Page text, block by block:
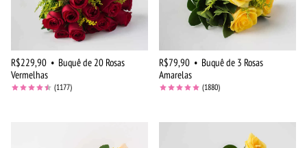
R$229,90 • Buquê de 20 Rosas
Vermelhas
(1177)
R$79,90 • Buquê de 3 Rosas
Amarelas
(1880)